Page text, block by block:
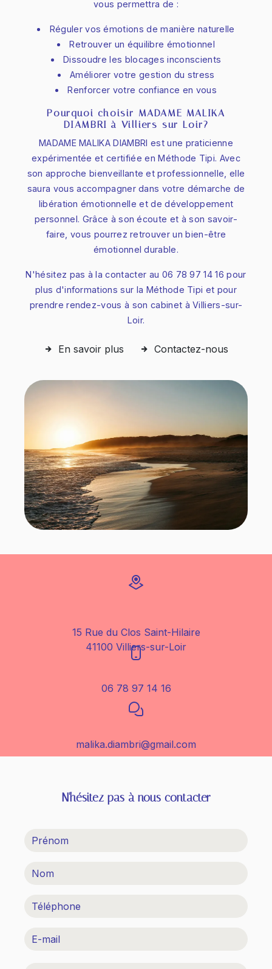
vous permettra de :
Réguler vos émotions de manière naturelle
Retrouver un équilibre émotionnel
Dissoudre les blocages inconscients
Améliorer votre gestion du stress
Renforcer votre confiance en vous
Pourquoi choisir MADAME MALIKA
DIAMBRI à Villiers-sur-Loir?
MADAME MALIKA DIAMBRI est une praticienne
expérimentée et certifiée en Méthode Tipi. Avec
son approche bienveillante et professionnelle, elle
saura vous accompagner dans votre démarche de
libération émotionnelle et de développement
personnel. Grâce à son écoute et à son savoir-
faire, vous pourrez retrouver un bien-être
émotionnel durable.
N'hésitez pas à la contacter au 06 78 97 14 16 pour
plus d'informations sur la Méthode Tipi et pour
prendre rendez-vous à son cabinet à Villiers-sur-
Loir.
En savoir plus Contactez-nous
15 Rue du Clos Saint-Hilaire
41100 Villiers-sur-Loir
06 78 97 14 16
malika.diambri@gmail.com
N'hésitez pas à nous contacter